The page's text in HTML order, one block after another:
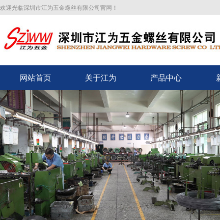
欢迎光临深圳市江为五金螺丝有限公司官网！
网站首页 关于江为 产品中心